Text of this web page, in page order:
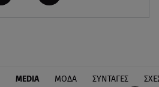
MEDIA ΜΟΔΑ ΣΥΝΤΑΓΕΣ